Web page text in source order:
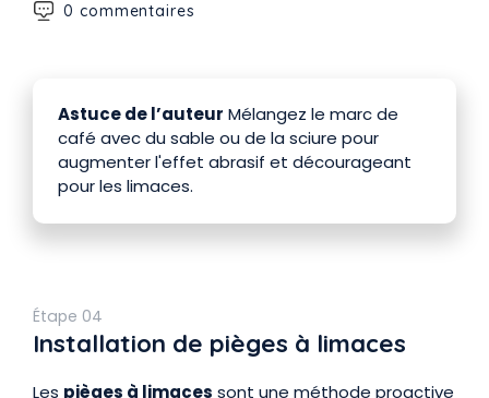
0 commentaires
Astuce de l’auteur Mélangez le marc de
café avec du sable ou de la sciure pour
augmenter l'effet abrasif et décourageant
pour les limaces.
Étape 04
Installation de pièges à limaces
Les pièges à limaces sont une méthode proactive